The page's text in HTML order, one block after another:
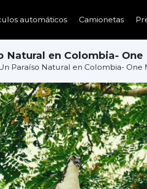
automáticos Camionetas
Natural en Colombia-
Paraíso Natural en Colombia- One